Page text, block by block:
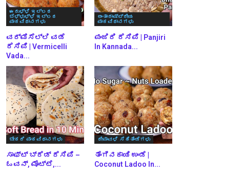
ಈರುಳ್ಳಿ ಇಲ್ಲದ
ಬೆಳ್ಳುಳ್ಳಿ ಇಲ್ಲದ
ಪಾಕವಿಧಾನಗಳು
ವರ್ಮಿಸೆಲ್ಲಿ ವಡೆ
ರೆಸಿಪಿ | Vermicelli
Vada...
ಅಂತಾರಾಷ್ಟ್ರೀಯ
ಪಾಕವಿಧಾನಗಳು
ಪಂಜಿರಿ ರೆಸಿಪಿ | Panjiri
In Kannada...
ಬೇಕರಿ ಪಾಕವಿಧಾನಗಳು
ಸಾಫ್ಟ್ ಬ್ರೆಡ್ ರೆಸಿಪಿ –
ಓವನ್, ಮೊಟ್ಟೆ,...
ದೀಪಾವಳಿ ಸಿಹಿತಿಂಡಿಗಳು
ತೆಂಗಿನಕಾಯಿ ಉಂಡೆ |
Coconut Ladoo In...